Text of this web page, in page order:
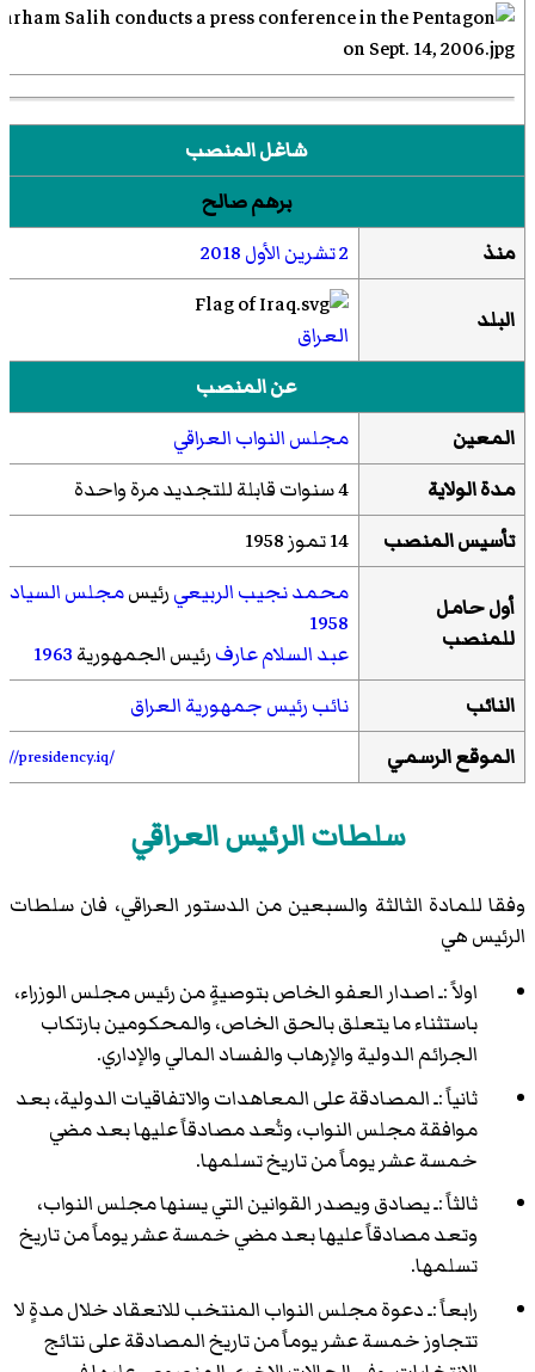
شاغل المنصب
برهم صالح
منذ
2 تشرين الأول 2018
البلد
العراق
عن المنصب
المعين
مجلس النواب العراقي
مدة الولاية
4 سنوات قابلة للتجديد مرة واحدة
تأسيس المنصب
14 تموز 1958
أول حامل
للمنصب
محمد نجيب الربيعيرئيسمجلس السيادة
1958
عبد السلام عارفرئيس الجمهورية1963
النائب
نائب رئيس جمهورية العراق
الموقع الرسمي
presidency.iq/
سلطات الرئيس العراقي
وفقا للمادة الثالثة والسبعين من الدستور العراقي، فان سلطات
الرئيس هي
اولاً :ـ اصدار العفو الخاص بتوصيةٍ من رئيس مجلس الوزراء،
باستثناء ما يتعلق بالحق الخاص، والمحكومين بارتكاب
الجرائم الدولية والإرهاب والفساد المالي والإداري.
ثانياً :ـ المصادقة على المعاهدات والاتفاقيات الدولية، بعد
موافقة مجلس النواب، وتُعد مصادقاً عليها بعد مضي
خمسة عشر يوماً من تاريخ تسلمها.
ثالثاً :ـ يصادق ويصدر القوانين التي يسنها مجلس النواب،
وتعد مصادقاً عليها بعد مضي خمسة عشر يوماً من تاريخ
تسلمها.
رابعاً :ـ دعوة مجلس النواب المنتخب للانعقاد خلال مدةٍ لا
تتجاوز خمسة عشر يوماً من تاريخ المصادقة على نتائج